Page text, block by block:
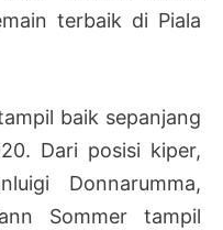
terbaik di Piala
baik sepanjang
Dari posisi kiper,
Donnarumma,
Sommer tampil